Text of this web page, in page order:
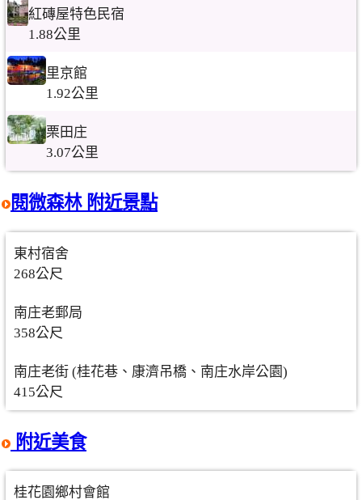
紅磚屋特色民宿
1.88公里
里京館
1.92公里
栗田庄
3.07公里
閱微森林 附近景點
東村宿舍
268公尺
南庄老郵局
358公尺
南庄老街 (桂花巷、康濟吊橋、南庄水岸公園)
415公尺
附近美食
桂花園鄉村會館